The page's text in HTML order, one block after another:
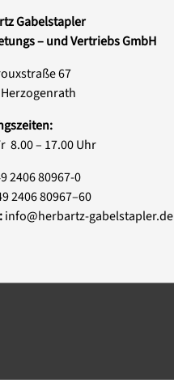
Gabelstapler
– und Vertriebs GmbH
67
8.00 – 17.00 Uhr
2406 80967-0
2406 80967–60
info@herbartz-gabelstapler.de